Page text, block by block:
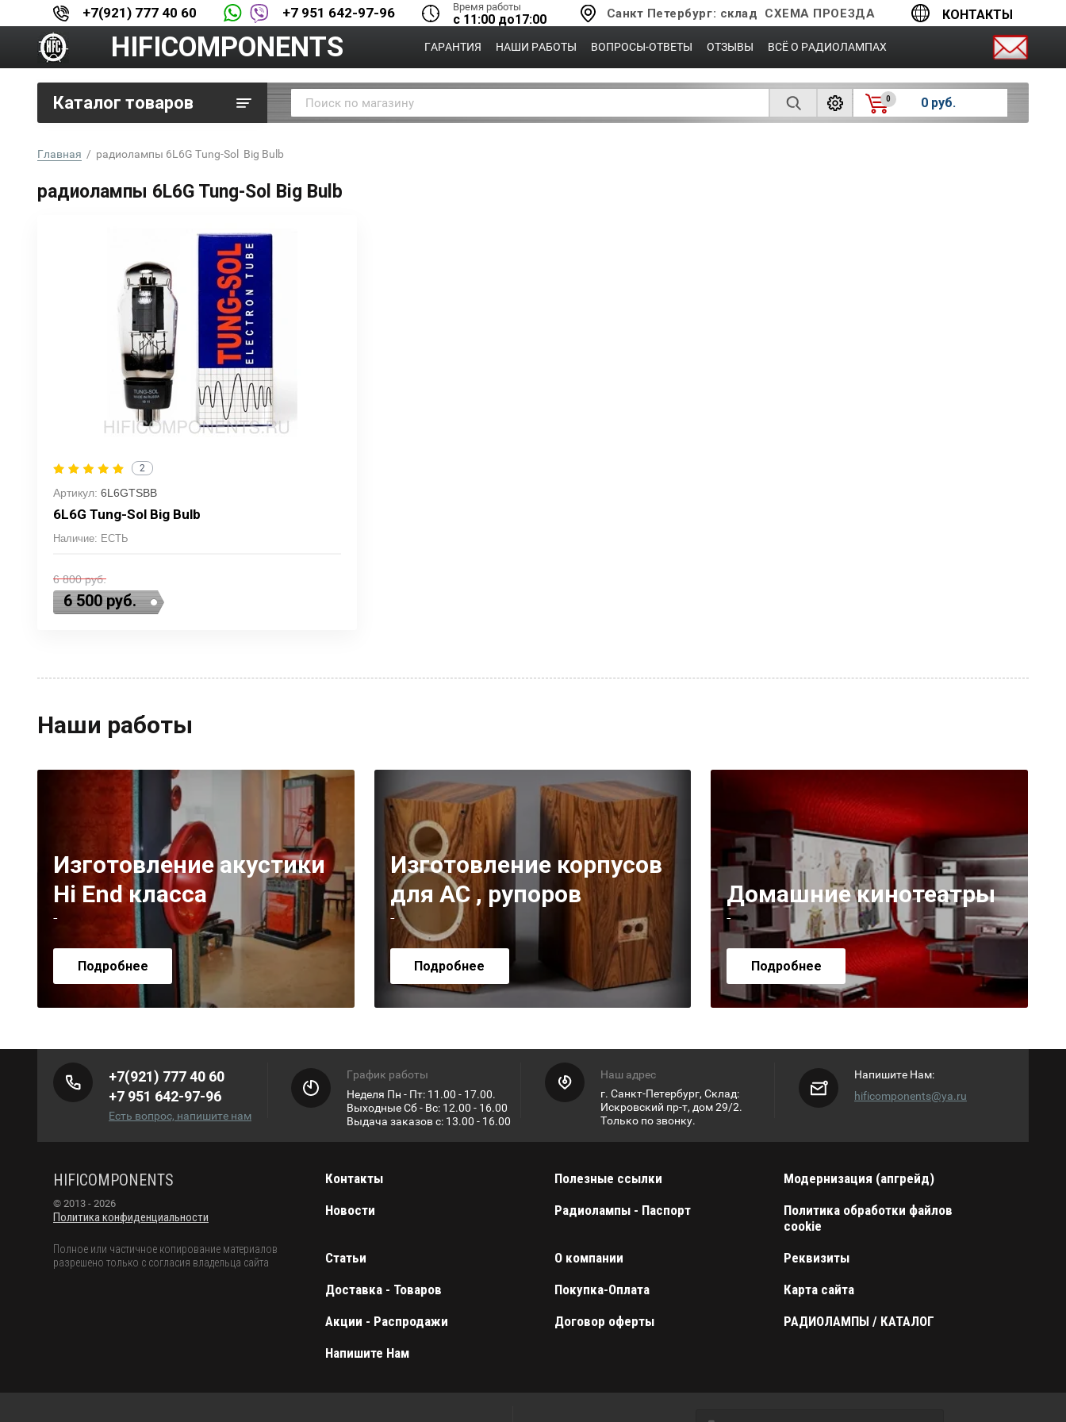
+7(921) 777 40 60 +7 951 642-97-96 Время работы
с 11:00 до17:00 Санкт Петербург: склад СХЕМА ПРОЕЗДА КОНТАКТЫ
HIFICOMPONENTS ГАРАНТИЯ НАШИ РАБОТЫ ВОПРОСЫ-ОТВЕТЫ ОТЗЫВЫ ВСЁ О РАДИОЛАМПАХ
Каталог товаров 0 0 руб.
Главная
  /  радиолампы 6L6G Tung-Sol  Big Bulb
радиолампы 6L6G Tung-Sol Big Bulb
2
Артикул: 6L6GTSBB
6L6G Tung-Sol Big Bulb
Наличие: ЕСТЬ
6 800руб.
6 500руб.
Наши работы
Изготовление акустики
Hi End класса
-
Подробнее
Изготовление корпусов
для АС , рупоров
-
Подробнее
Домашние кинотеатры
-
Подробнее
+7(921) 777 40 60
+7 951 642-97-96
Есть вопрос, напишите нам
График работы
Неделя Пн - Пт: 11.00 - 17.00.
Выходные Сб - Вс: 12.00 - 16.00
Выдача заказов с: 13.00 - 16.00
Наш адрес
г. Санкт-Петербург, Склад:
Искровский пр-т, дом 29/2.
Только по звонку.
Напишите Нам:
hificomponents@ya.ru
HIFICOMPONENTS
© 2013 - 2026
Политика конфиденциальности
Полное или частичное копирование материалов
разрешено только с согласия владельца сайта
Контакты Полезные ссылки
Модернизация (апгрейд)
Новости
Радиолампы - Паспорт
Политика обработки файлов
cookie
Статьи
О компании
Реквизиты
Доставка - Товаров
Покупка-Оплата
Карта сайта
Акции - Распродажи
Договор оферты
РАДИОЛАМПЫ / КАТАЛОГ
Напишите Нам